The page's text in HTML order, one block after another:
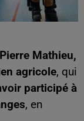
Pierre Mathieu,
agricole, qui
participé à
, en